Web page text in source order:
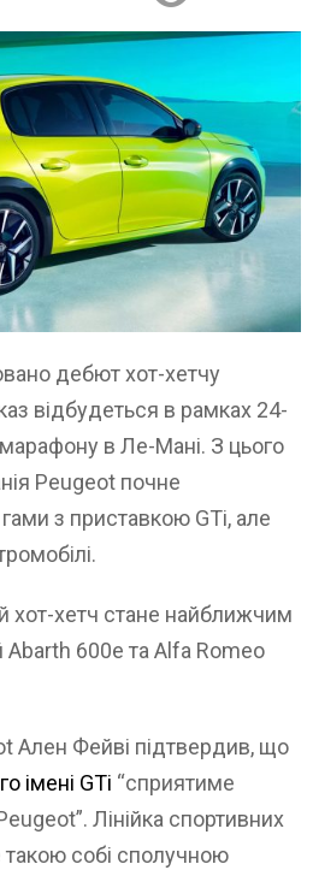
дебют хот-хетчу
відбудеться в рамках 24-
в Ле-Мані. З цього
Peugeot почне
з приставкою GTi, але
хетч стане найближчим
600e та Alfa Romeo
Ален Фейві підтвердив, що
імені GTi “сприятиме
Лінійка спортивних
такою собі сполучною